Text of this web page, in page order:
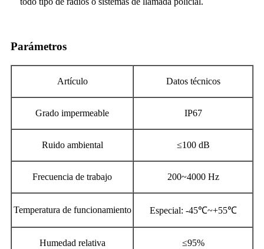
Parámetros
Artículo Datos técnicos
Grado impermeable IP67
Ruido ambiental ≤100 dB
Frecuencia de trabajo 200~4000 Hz
Temperatura de funcionamiento Especial: -45℃~+55℃
Humedad relativa ≤95%